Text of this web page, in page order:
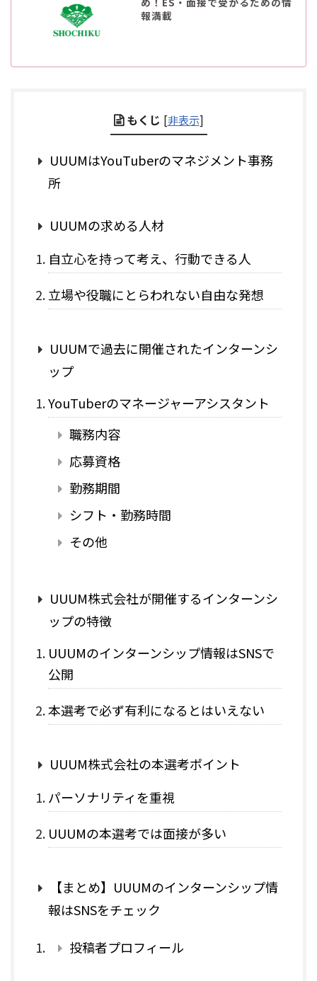
報満載
もくじ [非表示]
UUUMはYouTuberのマネジメント事務
所
UUUMの求める人材
自立心を持って考え、行動できる人
立場や役職にとらわれない自由な発想
UUUMで過去に開催されたインターンシ
ップ
YouTuberのマネージャーアシスタント
職務内容
応募資格
勤務期間
シフト・勤務時間
その他
UUUM株式会社が開催するインターンシ
ップの特徴
UUUMのインターンシップ情報はSNSで
公開
本選考で必ず有利になるとはいえない
UUUM株式会社の本選考ポイント
パーソナリティを重視
UUUMの本選考では面接が多い
【まとめ】UUUMのインターンシップ情
報はSNSをチェック
投稿者プロフィール